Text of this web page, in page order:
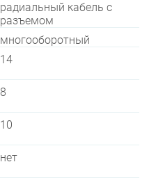
радиальный кабель с
разъемом
многооборотный
14
8
10
нет